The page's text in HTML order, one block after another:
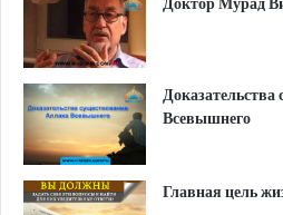
Всевышнего
Главная цель